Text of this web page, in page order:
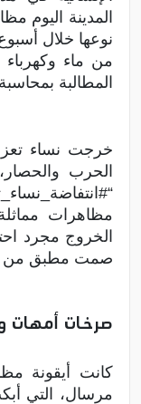
المدينة اليوم
نوعها خلال
من ماء
المطالبة
خرجت نساء
الحرب
مظاهرات
الخروج مجرد
صمت مطبق من
صرخات أمهات
كانت أيقونة
مرسال، التي